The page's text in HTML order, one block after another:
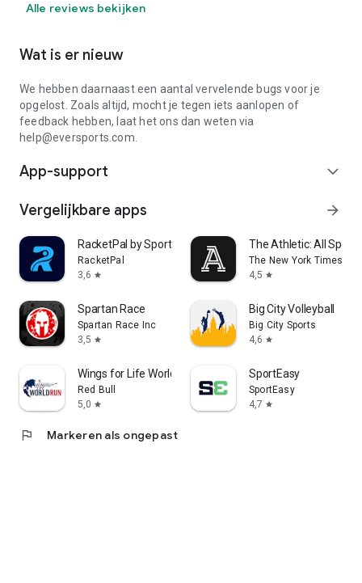
Alle reviews bekijken
Wat is er nieuw
We hebben daarnaast een aantal vervelende bugs voor je
opgelost. Zoals altijd, mocht je tegen iets aanlopen of
feedback hebben, laat het ons dan weten via
help@eversports.com.
App-support expand_more
Vergelijkbare apps arrow_forward
RacketPal by Sportega
RacketPal
3,6 star
The Athletic: All
The New York Times
4,5 star
Spartan Race
Spartan Race Inc
3,5 star
Big City Volleyball
Big City Sports
4,6 star
Wings for Life World Run
Red Bull
5,0 star
SportEasy
SportEasy
4,7 star
flag Markeren als ongepast